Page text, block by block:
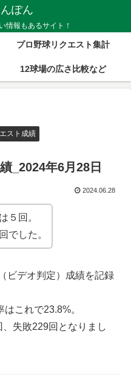
ぽん
情報もあるサイト！
プロ野球リクエスト集計
12球場の広さ比較など
スト成績
_2024年6月28日
2024.06.28
５回。
でした。
ビデオ判定）成績を記録
これで23.8%。
失敗229回となりまし